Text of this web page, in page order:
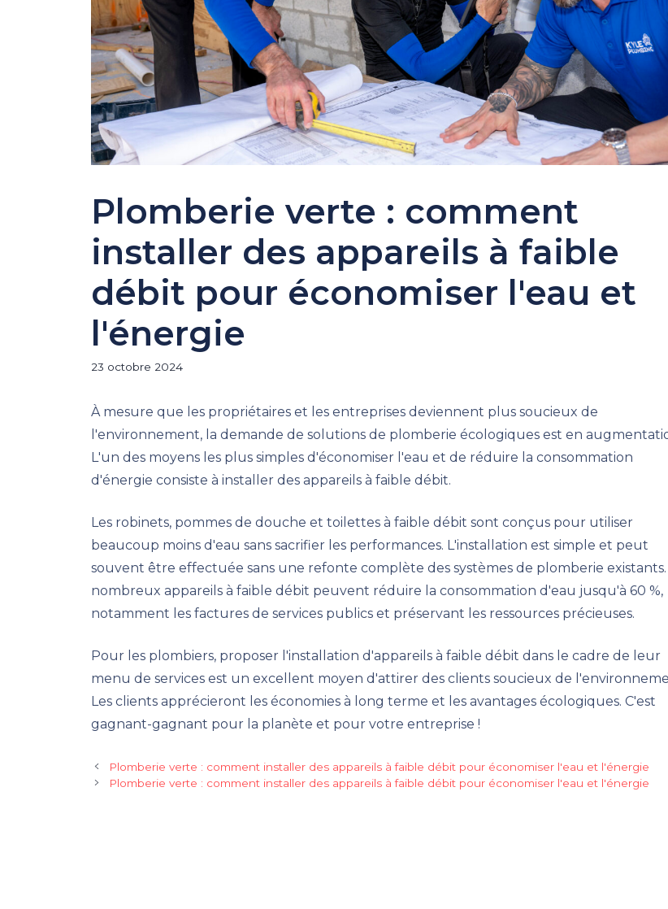
Plomberie verte : comment
installer des appareils à faible
débit pour économiser l'eau et
l'énergie
23 octobre 2024
À mesure que les propriétaires et les entreprises deviennent plus soucieux de
l'environnement, la demande de solutions de plomberie écologiques est en
L'un des moyens les plus simples d'économiser l'eau et de réduire la consommation
d'énergie consiste à installer des appareils à faible débit.
Les robinets, pommes de douche et toilettes à faible débit sont conçus pour utiliser
beaucoup moins d'eau sans sacrifier les performances. L'installation est simple et peut
souvent être effectuée sans une refonte complète des systèmes de plomberie existants.
nombreux appareils à faible débit peuvent réduire la consommation d'eau jusqu'à 60 %,
notamment les factures de services publics et préservant les ressources précieuses.
Pour les plombiers, proposer l'installation d'appareils à faible débit dans le cadre de leur
menu de services est un excellent moyen d'attirer des clients soucieux de
Les clients apprécieront les économies à long terme et les avantages écologiques. C'est
gagnant-gagnant pour la planète et pour votre entreprise !
Plomberie verte : comment installer des appareils à faible débit pour économiser l'eau et l'énergie
Plomberie verte : comment installer des appareils à faible débit pour économiser l'eau et l'énergie